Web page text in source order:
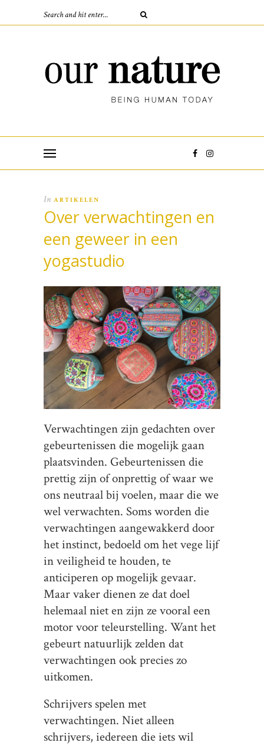
In ARTIKELEN
Over verwachtingen en
een geweer in een
yogastudio
Verwachtingen zijn gedachten over
gebeurtenissen die mogelijk gaan
plaatsvinden. Gebeurtenissen die
prettig zijn of onprettig of waar we
ons neutraal bij voelen, maar die we
wel verwachten. Soms worden die
verwachtingen aangewakkerd door
het instinct, bedoeld om het vege lijf
in veiligheid te houden, te
anticiperen op mogelijk gevaar.
Maar vaker dienen ze dat doel
helemaal niet en zijn ze vooral een
motor voor teleurstelling. Want het
gebeurt natuurlijk zelden dat
verwachtingen ook precies zo
uitkomen.
Schrijvers spelen met
verwachtingen. Niet alleen
schrijvers, iedereen die iets wil